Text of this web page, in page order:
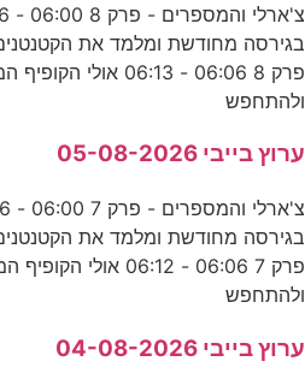
בגירסה מחודשת ומלמד את
פרק 8 06:06 - 06:13
ולהתחפש
ערוץ בייבי 05-08-2026
בגירסה מחודשת ומלמד את
פרק 7 06:06 - 06:12
ולהתחפש
ערוץ בייבי 04-08-2026